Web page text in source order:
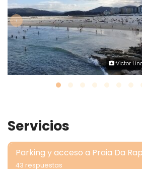
Victor
‹
Servicios
Parking y acceso a Praia Da
43 respuestas